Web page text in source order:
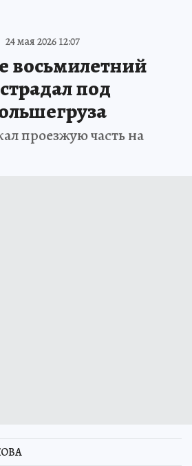
24 мая 2026 12:07
восьмилетний
под
проезжую часть на